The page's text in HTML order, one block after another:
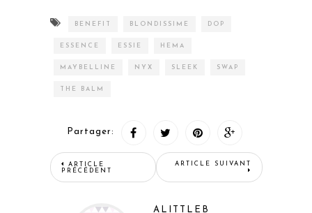
BENEFIT BLONDISSIME DOP
ESSENCE ESSIE HEMA
MAYBELLINE NYX SLEEK SWAP
THE BALM
Partager:
ARTICLE
PRÉCÉDENT
ARTICLE SUIVANT
ALITTLEB